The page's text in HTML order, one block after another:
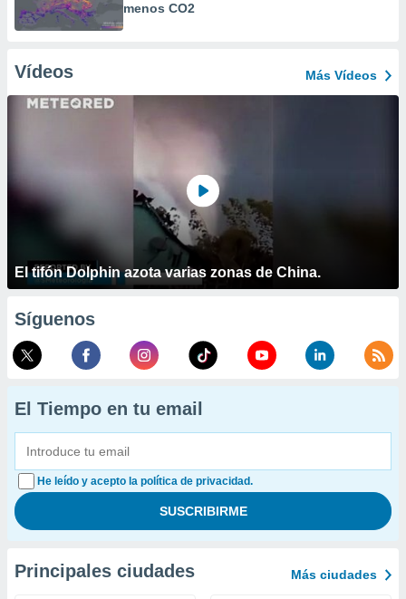
menos CO2
Vídeos Más Vídeos
El tifón Dolphin azota varias zonas de China.
Síguenos
El Tiempo en tu email
He leído y acepto la política de privacidad.
Principales ciudades Más ciudades